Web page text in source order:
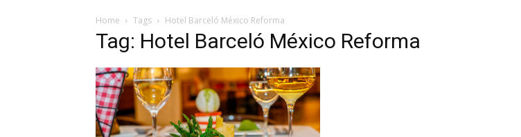
Home Tags Hotel Barceló México Reforma
Tag: Hotel Barceló México Reforma